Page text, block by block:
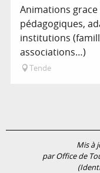
Animations
pédagogiques,
institutions
associations…)
Tende
Mis à
par Office de